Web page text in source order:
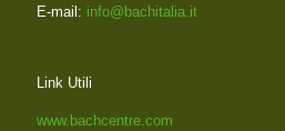
E-mail: info@bachitalia.it
Link Utili
www.bachcentre.com